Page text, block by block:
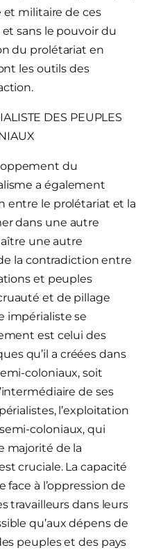
militaire de ces
sans le pouvoir du
du prolétariat en
les outils des
DES PEUPLES
du
a également
entre le prolétariat et la
dans une autre
une autre
la contradiction entre
et peuples
et de pillage
impérialiste se
est celui des
qu’il a créées dans
coloniaux, soit
de ses
l’exploitation
coloniaux, qui
majorité de la
cruciale. La capacité
face à l’oppression de
travailleurs dans leurs
qu’aux dépens de
peuples et des pays